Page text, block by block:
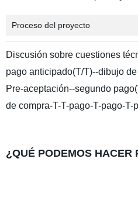
Proceso del proyecto
Discusión sobre cuestiones
pago anticipado(T/T)--dibujo
Pre-aceptación--segundo
de compra-T-T-pago-T-pago-T-
¿QUÉ PODEMOS HACER